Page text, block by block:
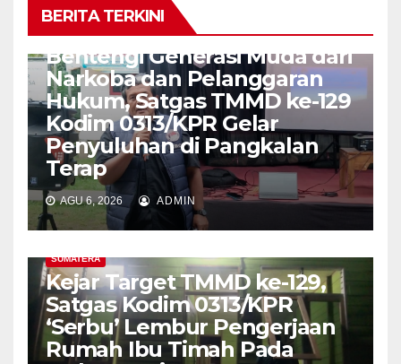
BERITA TERKINI
Bentengi Generasi Muda dari
Narkoba dan Pelanggaran
Hukum, Satgas TMMD ke-129
Kodim 0313/KPR Gelar
Penyuluhan di Pangkalan
Terap
AGU 6, 2026 ADMIN
SUMATERA
Kejar Target TMMD ke-129,
Satgas Kodim 0313/KPR
‘Serbu’ Lembur Pengerjaan
Rumah Ibu Timah Pada